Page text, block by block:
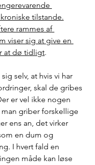
tilstande.
rammes af
viser sig at give en
at dø tidligt.
selv, at hvis vi har
skal de gribes
er vel ikke nogen
griber forskellige
ens an, det virker
en dum og
I hvert fald en
måde kan løse